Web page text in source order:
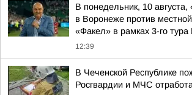
В понедельник, 10 августа,
в Воронеже против
«Факел» в рамках 3-го
12:39
В Чеченской Республике
Росгвардии и МЧС